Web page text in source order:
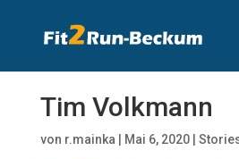
Tim Volkmann
von r.mainka Mai 6, 2020|